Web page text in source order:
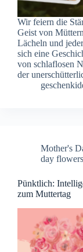
Wir feiern die
Geist von
Lächeln und
sich eine
von schlaflosen
der
Mother's
day
Pünktlich:
zum Muttertag